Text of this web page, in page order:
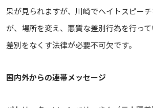
果が見られますが、川崎でヘイトスピー
が、場所を変え、悪質な差別行為を行っ
差別をなくす法律が必要不可欠です。
国内外からの連帯メッセージ